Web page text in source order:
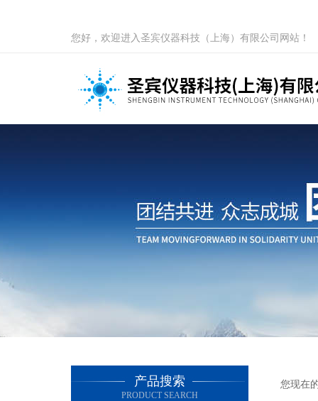
您好，欢迎进入圣宾仪器科技（上海）有限公司网站！
产品搜索
PRODUCT SEARCH
您现在